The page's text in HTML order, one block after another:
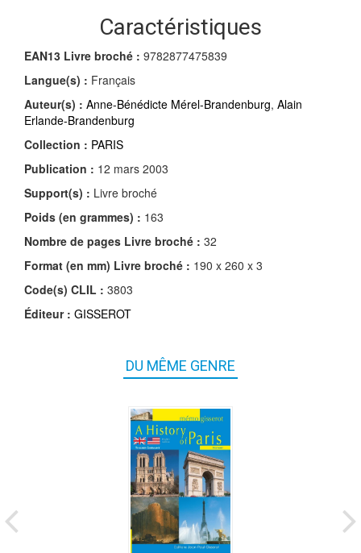
Caractéristiques
EAN13 Livre broché : 9782877475839
Langue(s) : Français
Auteur(s) : Anne-Bénédicte Mérel-Brandenburg, Alain
Erlande-Brandenburg
Collection : PARIS
Publication : 12 mars 2003
Support(s) : Livre broché
Poids (en grammes) : 163
Nombre de pages Livre broché : 32
Format (en mm) Livre broché : 190 x 260 x 3
Code(s) CLIL : 3803
Éditeur : GISSEROT
DU MÊME GENRE